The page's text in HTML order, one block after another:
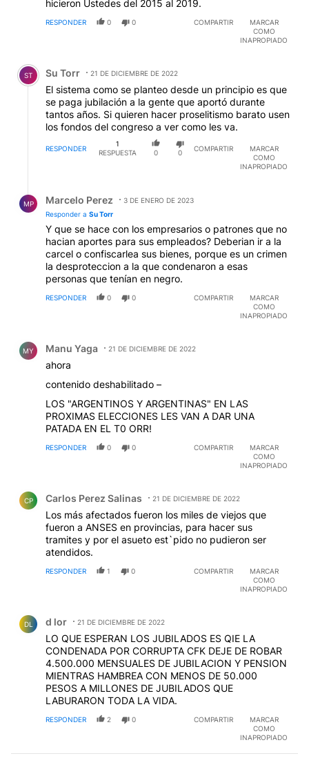
hicieron Ustedes del 2015 al 2019.
RESPONDER 0 0 COMPARTIR
MARCAR
COMO
INAPROPIADO
Comentario de Su Torr.
ST Su Torr 21 DE DICIEMBRE DE 2022
El sistema como se planteo desde un principio es que
se paga jubilación a la gente que aportó durante
tantos años. Si quieren hacer proselitismo barato usen
los fondos del congreso a ver como les va.
RESPONDER
1
RESPUESTA
0 0
COMPARTIR
MARCAR
COMO
INAPROPIADO
MP Marcelo Perez
3 DE ENERO DE 2023
Responder a Su Torr
Y que se hace con los empresarios o patrones que no
hacian aportes para sus empleados? Deberian ir a la
carcel o confiscarlea sus bienes, porque es un crimen
la desproteccion a la que condenaron a esas
personas que tenían en negro.
RESPONDER 0 0 COMPARTIR
MARCAR
COMO
INAPROPIADO
MY Manu Yaga 21 DE DICIEMBRE DE 2022
ahora
contenido deshabilitado –
LOS "ARGENTINOS Y ARGENTINAS" EN LAS
PROXIMAS ELECCIONES LES VAN A DAR UNA
PATADA EN EL T0 ORR!
RESPONDER 0 0 COMPARTIR
MARCAR
COMO
INAPROPIADO
CP Carlos Perez Salinas 21 DE DICIEMBRE DE 2022
Los más afectados fueron los miles de viejos que
fueron a ANSES en provincias, para hacer sus
tramites y por el asueto est`pido no pudieron ser
atendidos.
RESPONDER 1 0 COMPARTIR
MARCAR
COMO
INAPROPIADO
DL d lor 21 DE DICIEMBRE DE 2022
LO QUE ESPERAN LOS JUBILADOS ES QIE LA
CONDENADA POR CORRUPTA CFK DEJE DE ROBAR
4.500.000 MENSUALES DE JUBILACION Y PENSION
MIENTRAS HAMBREA CON MENOS DE 50.000
PESOS A MILLONES DE JUBILADOS QUE
LABURARON TODA LA VIDA.
RESPONDER 2 0 COMPARTIR
MARCAR
COMO
INAPROPIADO